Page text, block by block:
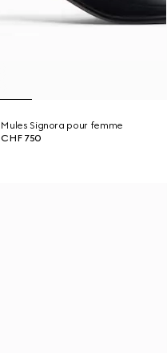
Mules Signora pour femme
CHF 750